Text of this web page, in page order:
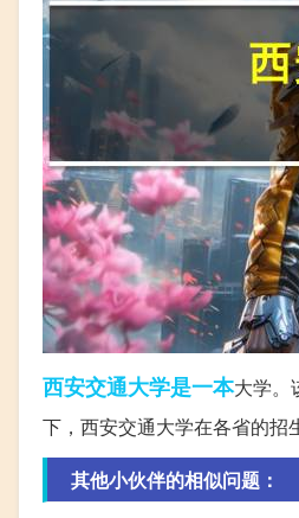
西安交通大学是一本大学。
下，西安交通大学在各省的招
其他小伙伴的相似问题：